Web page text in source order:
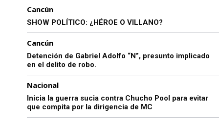
Cancún
SHOW POLÍTICO: ¿HÉROE O VILLANO?
Cancún
Detención de Gabriel Adolfo “N”, presunto implicado
en el delito de robo.
Nacional
Inicia la guerra sucia contra Chucho Pool para evitar
que compita por la dirigencia de MC